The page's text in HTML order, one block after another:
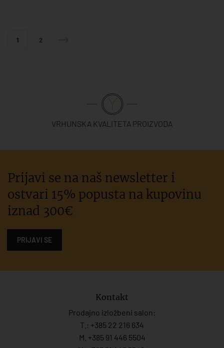
1 2
VRHUNSKA KVALITETA PROIZVODA
Prijavi se na naš newsletter i
ostvari 15% popusta na kupovinu
iznad 300€
PRIJAVI SE
Kontakt
Prodajno izložbeni salon:
T.: +385 22 216 634
M. +385 91 446 5504